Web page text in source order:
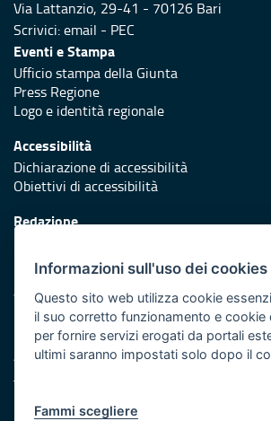
Via Lattanzio, 29-41 - 70126 Bari
Scrivici:email - PEC
Eventi e Stampa
Ufficio stampa della Giunta
Press Regione
Logo e identità regionale
Accessibilità
Dichiarazione di accessibilità
Obiettivi di accessibilità
Redazione
Protezione civile
Vai al sito di Protezione Civile Puglia
Iniziativa finanziata con risorse del POR
Asse XI
Note legali
Informazioni sull'uso dei cookies
Questo sito web utilizza cookie
il suo corretto funzionamento e cookie
per fornire servizi erogati da portali
ultimi saranno impostati solo dopo il
Fammi scegliere